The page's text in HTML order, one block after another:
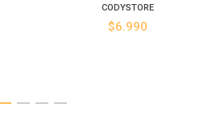
CODYSTORE
$6.990